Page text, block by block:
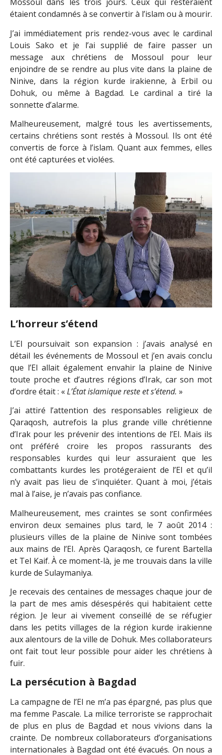
étaient condamnés à se convertir à l’islam ou à mourir.
J’ai immédiatement pris rendez-vous avec le cardinal
Louis Sako et je l’ai supplié de faire passer un
message aux chrétiens de Mossoul pour leur
enjoindre de se rendre au plus vite dans la plaine de
Ninive, dans la région kurde irakienne, à Erbil ou
Dohuk, ou même à Bagdad. Le cardinal a tiré la
sonnette d’alarme.
Malheureusement, malgré tous les avertissements,
certains chrétiens sont restés à Mossoul. Ils ont été
convertis de force à l’islam. Quant aux femmes, elles
ont été capturées et violées.
L’horreur s’étend
L’EI poursuivait son expansion : j’avais analysé en
détail les événements de Mossoul et j’en avais conclu
que l’EI allait également envahir la plaine de Ninive
toute proche et d’autres régions d’Irak, car son mot
d’ordre était : «L’État islamique reste et s’étend. »
J’ai attiré l’attention des responsables religieux de
Qaraqosh, autrefois la plus grande ville chrétienne
d’Irak pour les prévenir des intentions de l’EI. Mais ils
ont préféré croire les propos rassurants des
responsables kurdes qui leur assuraient que les
combattants kurdes les protégeraient de l’EI et qu’il
n’y avait pas lieu de s’inquiéter. Quant à moi, j’étais
mal à l’aise, je n’avais pas confiance.
Malheureusement, mes craintes se sont confirmées
environ deux semaines plus tard, le 7 août 2014 :
plusieurs villes de la plaine de Ninive sont tombées
aux mains de l’EI. Après Qaraqosh, ce furent Bartella
et Tel Kaif. À ce moment-là, je me trouvais dans la ville
kurde de Sulaymaniya.
Je recevais des centaines de messages chaque jour de
la part de mes amis désespérés qui habitaient cette
région. Je leur ai vivement conseillé de se réfugier
dans les petits villages de la région kurde irakienne
aux alentours de la ville de Dohuk. Mes collaborateurs
ont fait tout leur possible pour aider les chrétiens à
fuir.
La persécution à Bagdad
La campagne de l’EI ne m’a pas épargné, pas plus que
ma femme Pascale. La milice terroriste se rapprochait
de plus en plus de Bagdad et nous vivions dans la
crainte. De nombreux collaborateurs d’organisations
internationales à Bagdad ont été évacués. On nous a